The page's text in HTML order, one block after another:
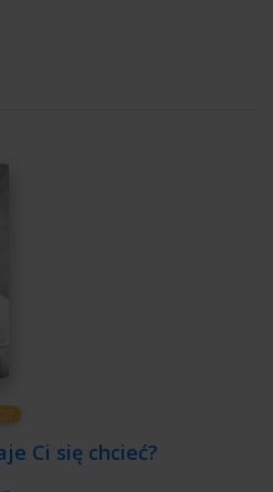
Ci się chcieć?